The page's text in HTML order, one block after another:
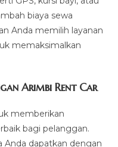
biaya sewa
Anda memilih layanan
memaksimalkan
Arimbi Rent Car
memberikan
bagi pelanggan.
Anda dapatkan dengan